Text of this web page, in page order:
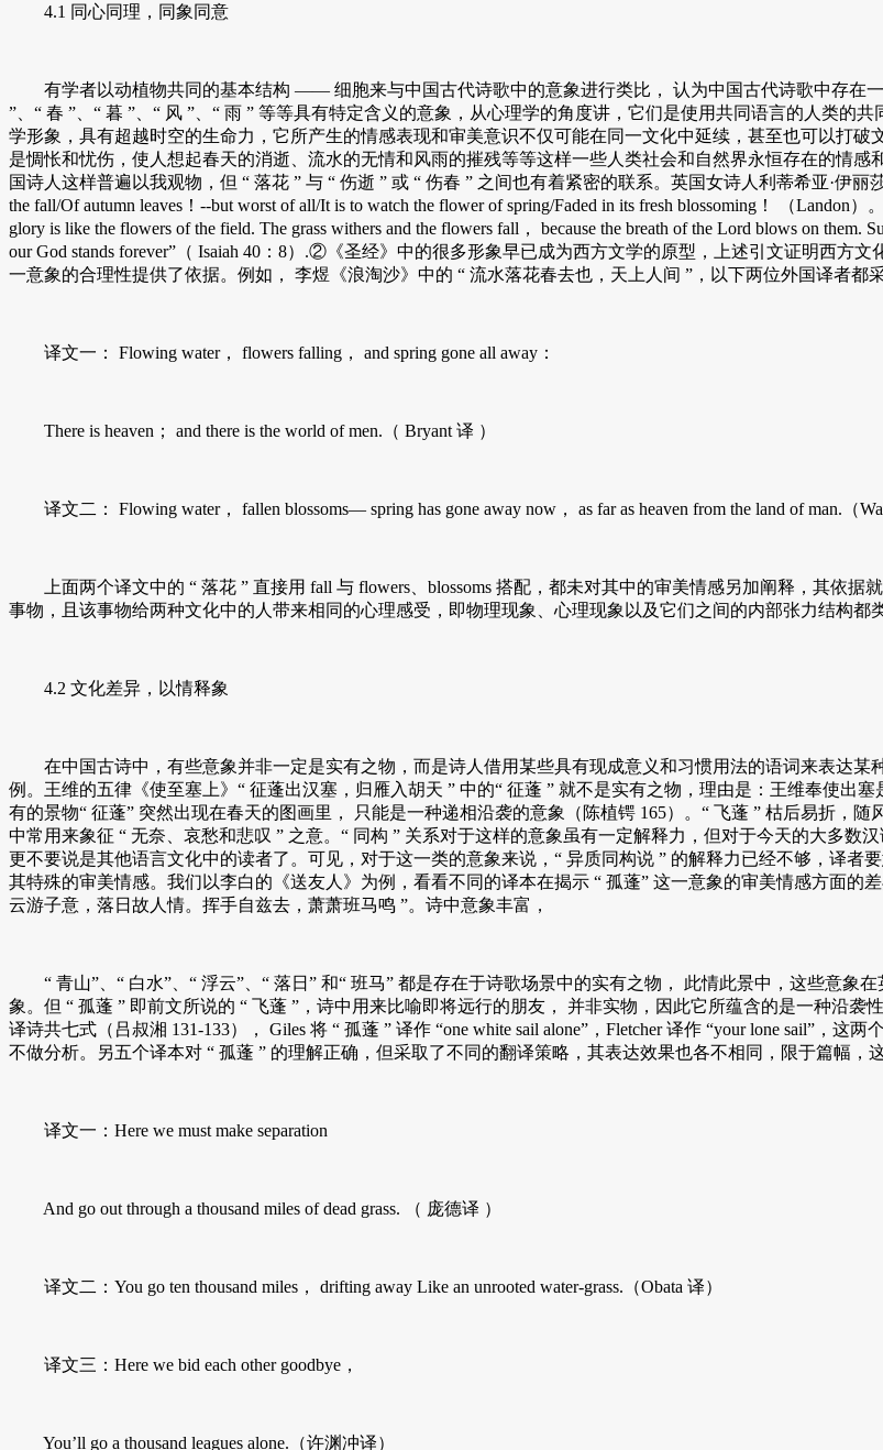
4.1 同心同理，同象同意
有学者以动植物共同的基本结构 —— 细胞来与中国古代诗歌中的意象进行类比， 认为中国古代诗歌中存在一
”、“ 春 ”、“ 暮 ”、“ 风 ”、“ 雨 ” 等等具有特定含义的意象，从心理学的角度讲，它们是使用共同语言的人类的
学形象，具有超越时空的生命力，它所产生的情感表现和审美意识不仅可能在同一文化中延续，甚至也可以打
是惆怅和忧伤，使人想起春天的消逝、流水的无情和风雨的摧残等等这样一些人类社会和自然界永恒存在的情
国诗人这样普遍以我观物，但 “ 落花 ” 与 “ 伤逝 ” 或 “ 伤春 ” 之间也有着紧密的联系。英国女诗人利蒂希亚·伊丽
the fall/Of autumn leaves！--but worst of all/It is to watch the flower of spring/Faded in its fresh blossoming！ （
glory is like the flowers of the field. The grass withers and the flowers fall， because the breath of the Lord blows on them.
our God stands forever”（ Isaiah 40：8）.②《圣经》中的很多形象早已成为西方文学的原型，上述引文证明西方
一意象的合理性提供了依据。例如， 李煜《浪淘沙》中的 “ 流水落花春去也，天上人间 ”，以下两位外国译者都
译文一： Flowing water， flowers falling， and spring gone all away：
There is heaven； and there is the world of men.（ Bryant 译 ）
译文二： Flowing water， fallen blossoms— spring has gone away now， as far as heaven from the land of man.（
上面两个译文中的 “ 落花 ” 直接用 fall 与 flowers、blossoms 搭配，都未对其中的审美情感另加阐释，其依据
事物，且该事物给两种文化中的人带来相同的心理感受，即物理现象、心理现象以及它们之间的内部张力结构都
4.2 文化差异，以情释象
在中国古诗中，有些意象并非一定是实有之物，而是诗人借用某些具有现成意义和习惯用法的语词来表达某
例。王维的五律《使至塞上》“ 征蓬出汉塞，归雁入胡天 ” 中的“ 征蓬 ” 就不是实有之物，理由是：王维奉使出
有的景物“ 征蓬” 突然出现在春天的图画里， 只能是一种递相沿袭的意象（陈植锷 165）。“ 飞蓬 ” 枯后易折，
中常用来象征 “ 无奈、哀愁和悲叹 ” 之意。“ 同构 ” 关系对于这样的意象虽有一定解释力，但对于今天的大多数
更不要说是其他语言文化中的读者了。可见，对于这一类的意象来说，“ 异质同构说 ” 的解释力已经不够，译
其特殊的审美情感。我们以李白的《送友人》为例，看看不同的译本在揭示 “ 孤蓬” 这一意象的审美情感方面的
云游子意，落日故人情。挥手自兹去，萧萧班马鸣 ”。诗中意象丰富，
“ 青山”、“ 白水”、“ 浮云”、“ 落日” 和“ 班马” 都是存在于诗歌场景中的实有之物， 此情此景中，这些意象
象。但 “ 孤蓬 ” 即前文所说的 “ 飞蓬 ”，诗中用来比喻即将远行的朋友， 并非实物，因此它所蕴含的是一种沿
译诗共七式（吕叔湘 131-133）， Giles 将 “ 孤蓬 ” 译作 “one white sail alone”，Fletcher 译作 “your lone sail”，
不做分析。另五个译本对 “ 孤蓬 ” 的理解正确，但采取了不同的翻译策略，其表达效果也各不相同，限于篇幅，
译文一：Here we must make separation
And go out through a thousand miles of dead grass. （ 庞德译 ）
译文二：You go ten thousand miles， drifting away Like an unrooted water-grass.（Obata 译）
译文三：Here we bid each other goodbye，
You’ll go a thousand leagues alone.（许渊冲译）